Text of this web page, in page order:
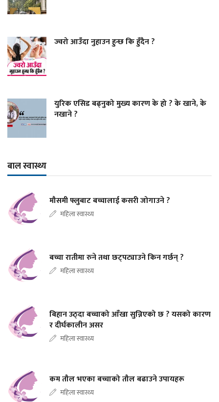
ज्वरो आउँदा नुहाउन हुन्छ कि हुँदैन ?
युरिक एसिड बढ्नुको मुख्य कारण के हो ? के खाने, के
नखाने ?
बाल स्वास्थ्य
मौसमी फ्लुबाट बच्चालाई कसरी जोगाउने ?
महिला स्वास्थ्य
बच्चा रातीमा रुने तथा छट्पट्याउने किन गर्छन् ?
महिला स्वास्थ्य
बिहान उठ्दा बच्चाको आँखा सुन्निएको छ ? यसको कारण
र दीर्घकालीन असर
महिला स्वास्थ्य
कम तौल भएका बच्चाको तौल बढाउने उपायहरू
महिला स्वास्थ्य